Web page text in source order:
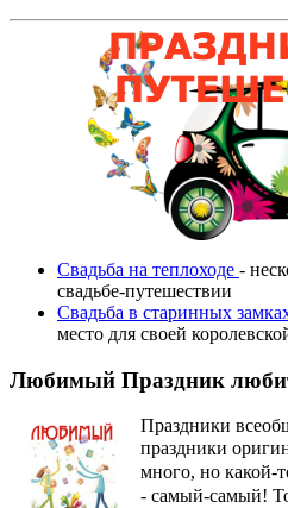
Свадьба на теплоходе -
свадьбе-путешествии
Свадьба в старинных
место для своей
Любимый Праздник
Праздники
праздники
много, но какой-
- самый-самый!